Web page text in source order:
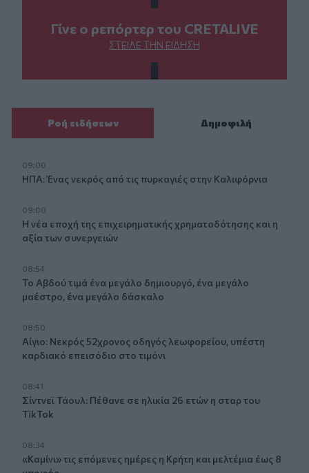
Γίνε ο ρεπόρτερ του CRETALIVE
ΣΤΕΊΛΕ ΤΗΝ ΕΊΔΗΣΗ
Ροή ειδήσεων Δημοφιλή
09:00
ΗΠΑ: Ένας νεκρός από τις πυρκαγιές στην Καλιφόρνια
09:00
Η νέα εποχή της επιχειρηματικής χρηματοδότησης και η
αξία των συνεργειών
08:54
Το Αβδού τιμά ένα μεγάλο δημιουργό, ένα μεγάλο
μαέστρο, ένα μεγάλο δάσκαλο
08:50
Αίγιο: Νεκρός 52χρονος οδηγός λεωφορείου, υπέστη
καρδιακό επεισόδιο στο τιμόνι
08:41
Σίντνεϊ Τάουλ: Πέθανε σε ηλικία 26 ετών η σταρ του
TikTok
08:34
«Καμίνι» τις επόμενες ημέρες η Κρήτη και μελτέμια έως 8